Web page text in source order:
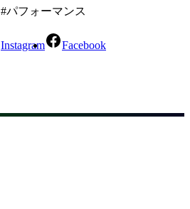
パフォーマンス
Instagram Facebook